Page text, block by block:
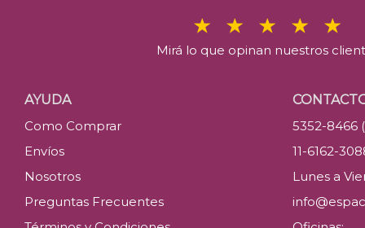
Mirá lo que opinan nuestros
AYUDA
Como Comprar
Envíos
Nosotros
Preguntas Frecuentes
5352-8466
11-6162-
Lunes a